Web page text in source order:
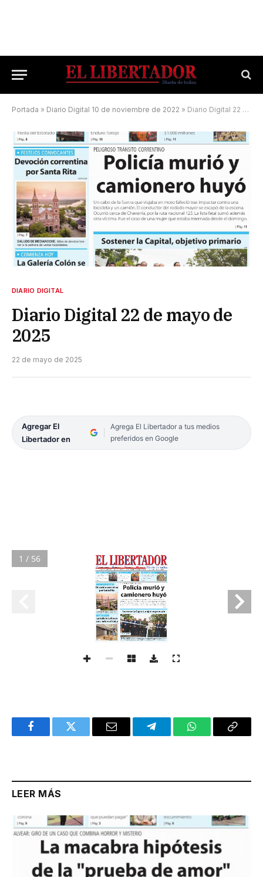
Portada » Diario Digital 10 de noviembre de 2022 » Diario Digital 22 de mayo de 2025
DIARIO DIGITAL
Diario Digital 22 de mayo de
2025
22 de mayo de 2025
Agregar El
Libertador en
Agrega El Libertador a tus medios
preferidos en Google
1 / 56
FacebookTwitter Email TelegramWhatsAppCopy
LEER MÁS